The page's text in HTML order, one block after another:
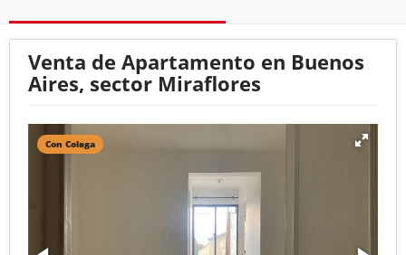
Venta de Apartamento en Buenos
Aires, sector Miraflores
Con Colega